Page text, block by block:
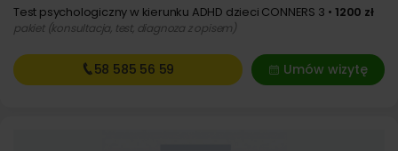
Test psychologiczny w kierunku ADHD dzieci CONNERS 3 1200 zł
pakiet (konsultacja, test, diagnoza z opisem)
Umów wizytę
58 585 56 59